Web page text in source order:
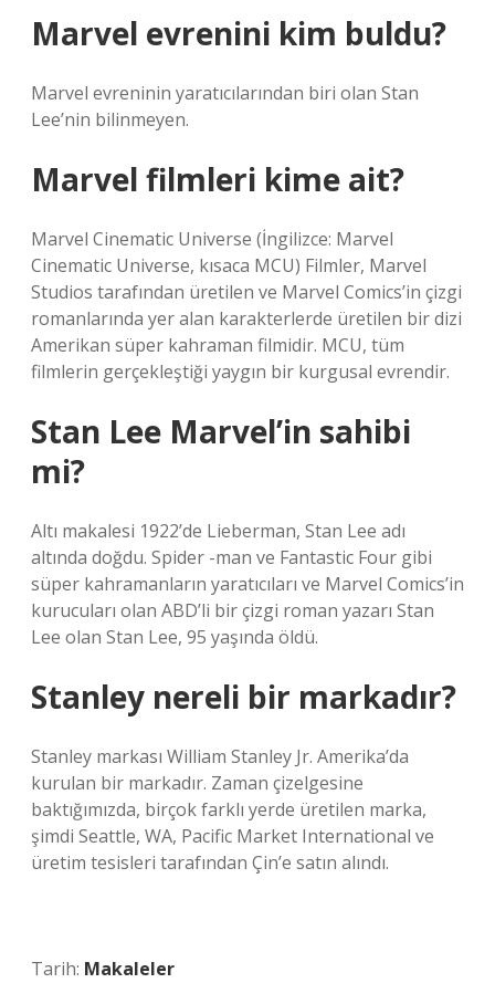
Marvel evrenini kim buldu?
Marvel evreninin yaratıcılarından biri olan Stan
Lee’nin bilinmeyen.
Marvel filmleri kime ait?
Marvel Cinematic Universe (İngilizce: Marvel
Cinematic Universe, kısaca MCU) Filmler, Marvel
Studios tarafından üretilen ve Marvel Comics’in çizgi
romanlarında yer alan karakterlerde üretilen bir dizi
Amerikan süper kahraman filmidir. MCU, tüm
filmlerin gerçekleştiği yaygın bir kurgusal evrendir.
Stan Lee Marvel’in sahibi
mi?
Altı makalesi 1922’de Lieberman, Stan Lee adı
altında doğdu. Spider -man ve Fantastic Four gibi
süper kahramanların yaratıcıları ve Marvel Comics’in
kurucuları olan ABD’li bir çizgi roman yazarı Stan
Lee olan Stan Lee, 95 yaşında öldü.
Stanley nereli bir markadır?
Stanley markası William Stanley Jr. Amerika’da
kurulan bir markadır. Zaman çizelgesine
baktığımızda, birçok farklı yerde üretilen marka,
şimdi Seattle, WA, Pacific Market International ve
üretim tesisleri tarafından Çin’e satın alındı.
Tarih: Makaleler